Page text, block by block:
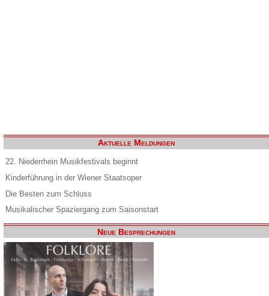
Aktuelle Meldungen
22. Niederrhein Musikfestivals beginnt
Kinderführung in der Wiener Staatsoper
Die Besten zum Schluss
Musikalischer Spaziergang zum Saisonstart
Neue Besprechungen